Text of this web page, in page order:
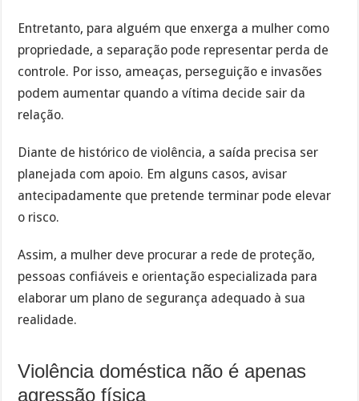
Entretanto, para alguém que enxerga a mulher como
propriedade, a separação pode representar perda de
controle. Por isso, ameaças, perseguição e invasões
podem aumentar quando a vítima decide sair da
relação.
Diante de histórico de violência, a saída precisa ser
planejada com apoio. Em alguns casos, avisar
antecipadamente que pretende terminar pode elevar
o risco.
Assim, a mulher deve procurar a rede de proteção,
pessoas confiáveis e orientação especializada para
elaborar um plano de segurança adequado à sua
realidade.
Violência doméstica não é apenas
agressão física